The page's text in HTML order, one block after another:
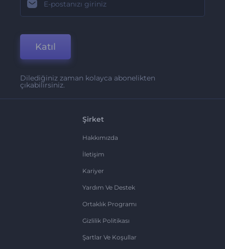
Katıl
Dilediğiniz zaman kolayca abonelikten
çıkabilirsiniz.
Şirket
Hakkımızda
İletişim
Kariyer
Yardım Ve Destek
Ortaklık Programı
Gizlilik Politikası
Şartlar Ve Koşullar